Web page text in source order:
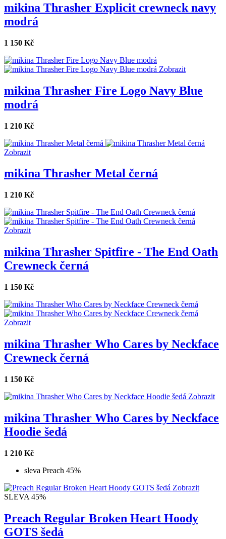
mikina Thrasher Explicit crewneck navy
modrá
1 150 Kč
Zobrazit
mikina Thrasher Fire Logo Navy Blue
modrá
1 210 Kč
Zobrazit
mikina Thrasher Metal černá
1 210 Kč
Zobrazit
mikina Thrasher Spitfire - The End Oath
Crewneck černá
1 150 Kč
Zobrazit
mikina Thrasher Who Cares by Neckface
Crewneck černá
1 150 Kč
Zobrazit
mikina Thrasher Who Cares by Neckface
Hoodie šedá
1 210 Kč
sleva Preach 45%
Zobrazit
SLEVA 45%
Preach Regular Broken Heart Hoody
GOTS šedá